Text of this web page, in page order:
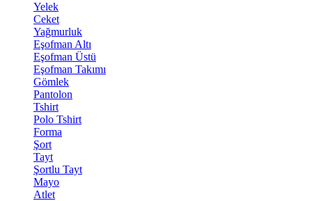
Yelek
Ceket
Yağmurluk
Eşofman Altı
Eşofman Üstü
Eşofman Takımı
Gömlek
Pantolon
Tshirt
Polo Tshirt
Forma
Şort
Tayt
Şortlu Tayt
Mayo
Atlet